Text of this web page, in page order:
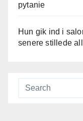
pytanie
Hun gik ind i
senere stillede